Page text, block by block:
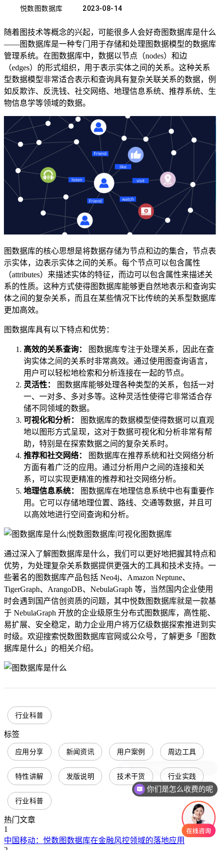
悦数图数据库 2023-08-14
随着图技术等概念的兴起，可能很多人会好奇图数据库是什么
——图数据库是一种专门用于存储和处理图数据模型的数据库
管理系统。在图数据库中，数据以节点（nodes）和边
（edges）的形式组织，用于表示实体之间的关系。这种关系
型数据模型非常适合表示和查询具有复杂关联关系的数据，例
如反欺诈、反洗钱、社交网络、地理信息系统、推荐系统、生
物信息学等领域的数据。
图数据库的核心思想是将数据存储为节点和边的集合，节点表
示实体，边表示实体之间的关系。每个节点可以包含属性
（attributes）来描述实体的特征，而边可以包含属性来描述关
系的性质。这种方式使得图数据库能够更自然地表示和查询实
体之间的复杂关系，而且在某些情况下比传统的关系型数据库
更加高效。
图数据库具有以下特点和优势：
高效的关系查询：
图数据库专注于处理关系，因此在查
询实体之间的关系时非常高效。通过使用图查询语言，
用户可以轻松地检索和分析连接在一起的节点。
灵活性：
图数据库能够处理各种类型的关系，包括一对
一、一对多、多对多等。这种灵活性使得它非常适合存
储不同领域的数据。
可视化和分析：
图数据库的数据模型使得数据可以直观
地以图形方式呈现，这对于数据可视化和分析非常有帮
助，特别是在探索数据之间的复杂关系时。
推荐和社交网络：
图数据库在推荐系统和社交网络分析
方面有着广泛的应用。通过分析用户之间的连接和关
系，可以实现更精准的推荐和社交网络分析。
地理信息系统：
图数据库在地理信息系统中也有重要作
用。它可以存储地理位置、路线、交通等数据，并且可
以高效地进行空间查询和分析。
通过深入了解图数据库是什么，我们可以更好地把握其特点和
优势，为处理复杂关系数据提供更强大的工具和技术支持。一
些著名的图数据库产品包括 Neo4j、Amazon Neptune、
TigerGraph、ArangoDB、NebulaGraph 等，当然国内企业使用
时会遇到国产信创资质的问题，其中悦数图数据库就是一款基
于 NebulaGraph 开放的企业级原生分布式图数据库，高性能、
易扩展、安全稳定，助力企业用户将万亿级数据探索推进到实
时级。欢迎搜索悦数图数据库官网或公众号，了解更多「图数
据库是什么」的相关介绍。
行业科普
标签
应用分享 新闻资讯 用户案例 周边工具
特性讲解 发版说明 技术干货 行业实践
行业科普
热门文章
1
中国移动：悦数图数据库在金融风控领域的落地应用
你们是怎么收费的呢